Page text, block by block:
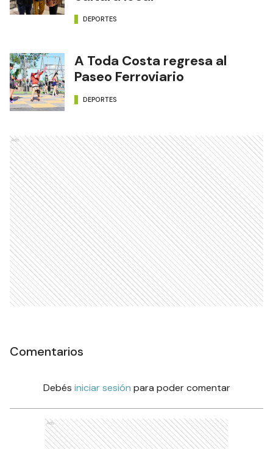
DEPORTES
A Toda Costa regresa al
Paseo Ferroviario
DEPORTES
Ads
Comentarios
Debés iniciar sesión para poder comentar
Ads